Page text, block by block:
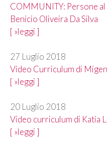
COMMUNITY: Persone
Benicio Oliveira Da Silva
[ »leggi ]
27 Luglio 2018
Video Curriculum di
[ »leggi ]
20 Luglio 2018
Video curriculum di Katia
[ »leggi ]